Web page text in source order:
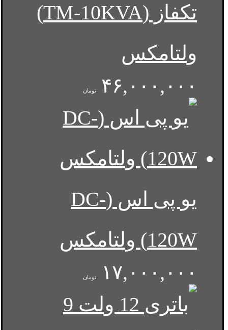
تکفاز (TM-10KVA)
ولتامکس
۴۶,۰۰۰,۰۰۰
تومان
یو پی اس (DC-
120W) ولتامکس
۱۷,۰۰۰,۰۰۰
تومان